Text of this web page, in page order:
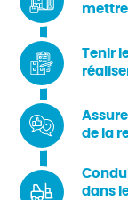
Tenir
de la
dans